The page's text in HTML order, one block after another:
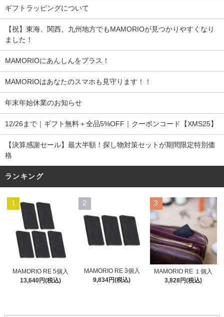
ギフトラッピングについて
【祝】東海、関西、九州地方でもMAMORIOが見つかりやすくなり
ました！
MAMORIOにあんしんをプラス！
MAMORIOはあなたのスマホも見守ります！！
年末年始休業のお知らせ
12/26まで｜ギフト無料＋全品5%OFF｜クーポンコード【XMS25】
【決算感謝セール】最大半額！探し物対策セットが期間限定特別価
格
ランキング
1
MAMORIO RE 5個入
13,640円(税込)
2
MAMORIO RE 3個入
9,834円(税込)
3
MAMORIO RE １個入
3,828円(税込)